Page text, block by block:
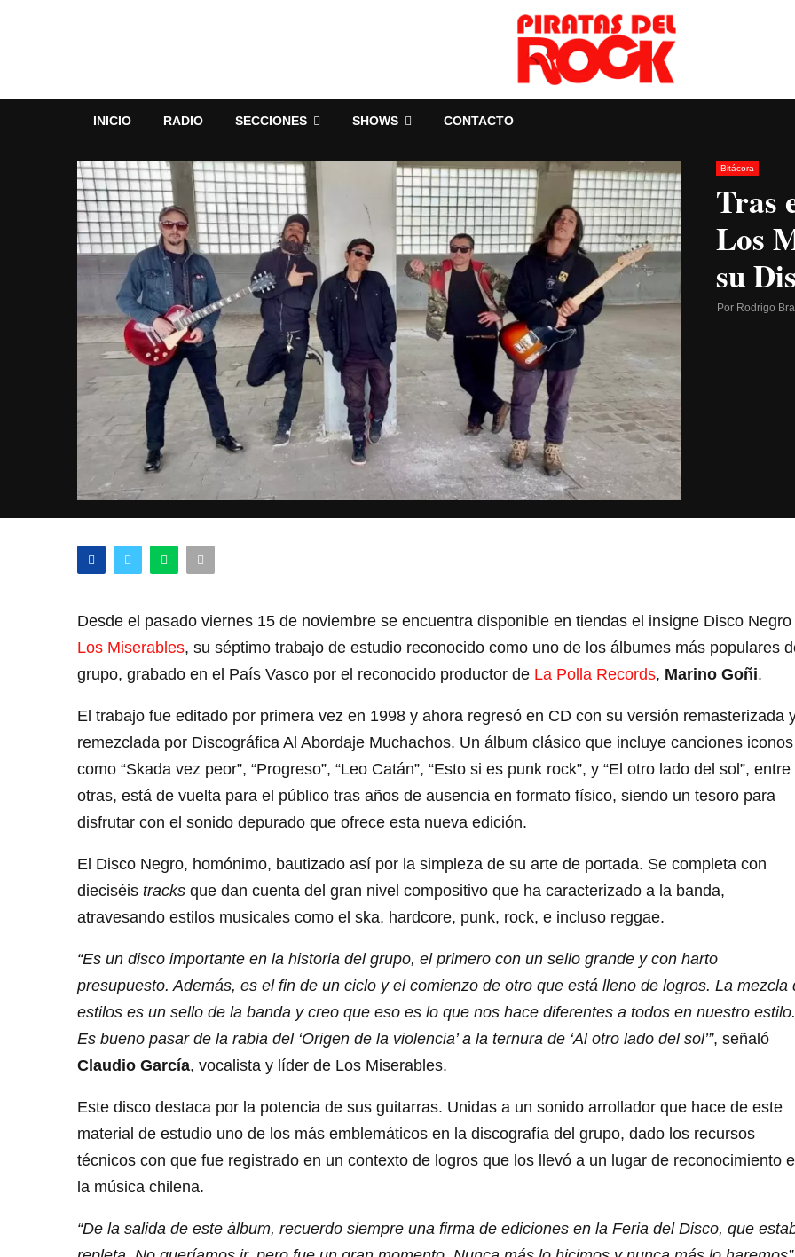
INICIO RADIO SECCIONES SHOWS CONTACTO
Bitácora
Tras
Los
su
Por Rodrigo
Desde el pasado viernes 15 de noviembre se encuentra disponible en tiendas el insigne Disco Negro
Los Miserables, su séptimo trabajo de estudio reconocido como uno de los álbumes más populares
grupo, grabado en el País Vasco por el reconocido productor de La Polla Records, Marino Goñi.
El trabajo fue editado por primera vez en 1998 y ahora regresó en CD con su versión remasterizada
remezclada por Discográfica Al Abordaje Muchachos. Un álbum clásico que incluye canciones iconos
como “Skada vez peor”, “Progreso”, “Leo Catán”, “Esto si es punk rock”, y “El otro lado del sol”, entre
otras, está de vuelta para el público tras años de ausencia en formato físico, siendo un tesoro para
disfrutar con el sonido depurado que ofrece esta nueva edición.
El Disco Negro, homónimo, bautizado así por la simpleza de su arte de portada. Se completa con
dieciséis tracks que dan cuenta del gran nivel compositivo que ha caracterizado a la banda,
atravesando estilos musicales como el ska, hardcore, punk, rock, e incluso reggae.
“Es un disco importante en la historia del grupo, el primero con un sello grande y con harto
presupuesto. Además, es el fin de un ciclo y el comienzo de otro que está lleno de logros. La mezcla
estilos es un sello de la banda y creo que eso es lo que nos hace diferentes a todos en nuestro estilo.
Es bueno pasar de la rabia del ‘Origen de la violencia’ a la ternura de ‘Al otro lado del sol’”, señaló
Claudio García, vocalista y líder de Los Miserables.
Este disco destaca por la potencia de sus guitarras. Unidas a un sonido arrollador que hace de este
material de estudio uno de los más emblemáticos en la discografía del grupo, dado los recursos
técnicos con que fue registrado en un contexto de logros que los llevó a un lugar de reconocimiento
la música chilena.
“De la salida de este álbum, recuerdo siempre una firma de ediciones en la Feria del Disco, que